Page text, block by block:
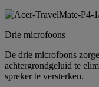
Drie microfoons
De drie microfoons
achtergrondgeluid te
spreker te versterken.